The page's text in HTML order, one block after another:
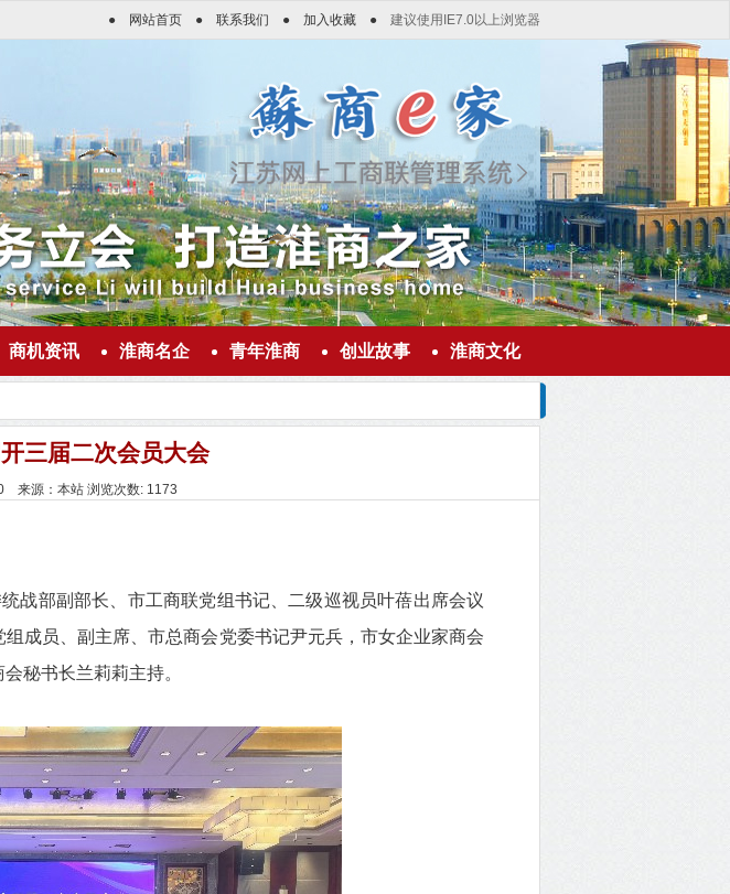
● 网站首页 ● 联系我们 ● 加入收藏 ● 建议使用IE7.0以上浏览器
商机资讯 淮商名企 青年淮商 创业故事 淮商文化
三届二次会员大会
来源：本站 浏览次数: 1173
部副部长、市工商联党组书记、二级巡视员叶蓓出席会议
成员、副主席、市总商会党委书记尹元兵，市女企业家商会
秘书长兰莉莉主持。